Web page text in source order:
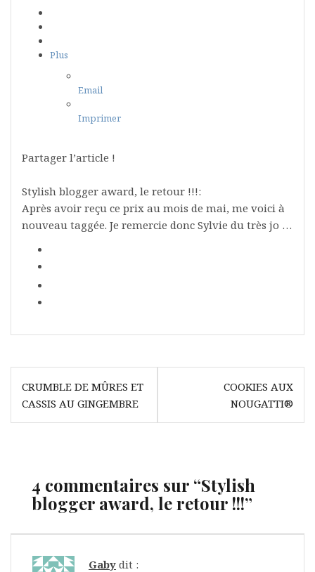
Plus
Email
Imprimer
Partager l’article !
Stylish blogger award, le retour !!!:
Après avoir reçu ce prix au mois de mai, me voici à
nouveau taggée. Je remercie donc Sylvie du très jo …
Navigation
de
l’article
CRUMBLE DE MÛRES ET
CASSIS AU GINGEMBRE
COOKIES AUX
NOUGATTI®
4 commentaires sur “Stylish
blogger award, le retour !!!”
Gaby dit :